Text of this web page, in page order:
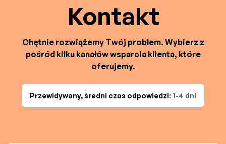
Kontakt
Chętnie rozwiążemy Twój problem. Wybierz z
pośród kilku kanałów wsparcia klienta, które
oferujemy.
Przewidywany, średni czas odpowiedzi: 1-4 dni